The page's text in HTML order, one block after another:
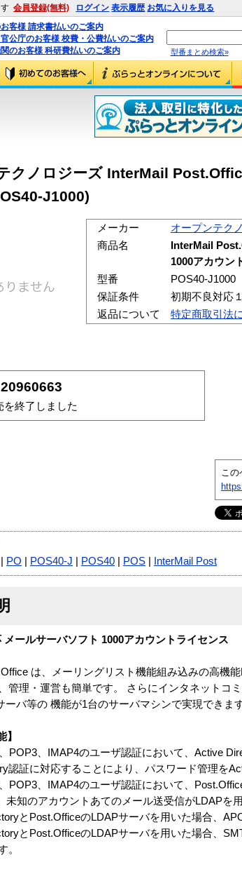
会員登録(無料) ログイン 表示履歴 お気に入りを見る
客様 請求書払いのご案内
公庁のお客様 校費・公費払いのご案内
のお客様 科研費払いのご案内
型番まとめ検索»
クノロジーズ InterMail
J1000)
メーカー
オープンテク
商品名
InterMail
1000アカウン
型番
POS40-J1000
保証条件
初期不良対応
返品について
特定商取引法
20960663
を終了しました
この
PO POS40-J POS40 POS InterMail Post
ールサーバソフト 1000アカウントライセンス
は、メーリングリスト機能組み込みの高機
管理・運営も簡単です。 さらにインタネットコ
ーバ等の 機能が1台のサーバマシンで実現できます
】
POP3、IMAP4のユーザ認証において、Active
認証に対応することにより、パスワード管理を
POP3、IMAP4のユーザ認証において、
未知のアカウントあてのメール送受信がLDAPを
とPost.OfficeのLDAPサーバを用いた場合、
とPost.OfficeのLDAPサーバを用いた場合、
。